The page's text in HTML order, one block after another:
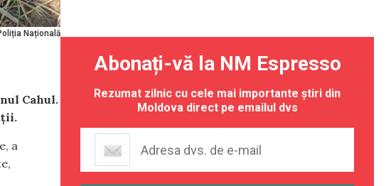
Națională
Cahul.
a
Abonați-vă la NM Espresso
Rezumat zilnic cu cele mai importante știri din
Moldova direct pe emailul dvs